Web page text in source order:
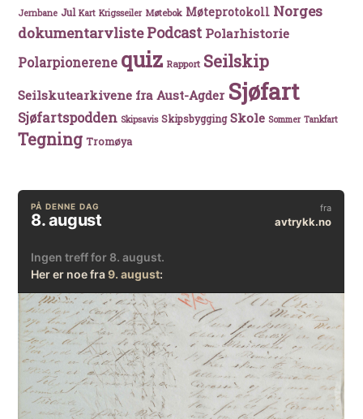
Jernbane Jul Kart Krigsseiler Møtebok Møteprotokoll Norges
dokumentarvlistePodcast Polarhistorie
Polarpionerene quiz Rapport Seilskip
Seilskutearkivene fra Aust-Agder Sjøfart
Sjøfartspodden Skipsavis Skipsbygging Skole Sommer Tankfart
Tegning Tromøya